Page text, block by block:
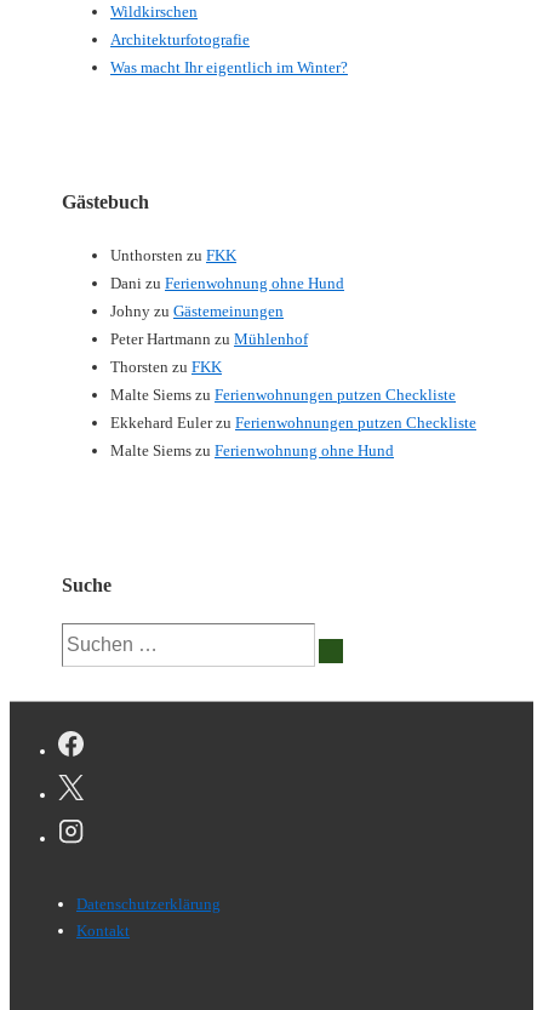
Wildkirschen
Architekturfotografie
Was macht Ihr eigentlich im Winter?
Gästebuch
Unthorsten zu FKK
Dani zu Ferienwohnung ohne Hund
Johny zu Gästemeinungen
Peter Hartmann zu Mühlenhof
Thorsten zu FKK
Malte Siems zu Ferienwohnungen putzen Checkliste
Ekkehard Eulerzu Ferienwohnungen putzen Checkliste
Malte Siems zu Ferienwohnung ohne Hund
Suche
Suchen
nach:
Footer-
Menü
Datenschutzerklärung
Kontakt